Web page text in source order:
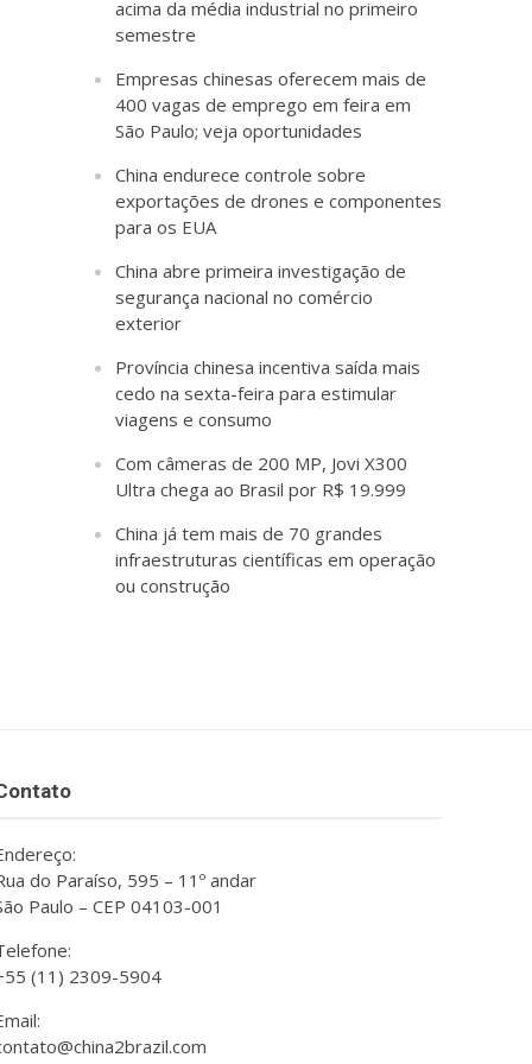
acima da média industrial no primeiro
semestre
Empresas chinesas oferecem mais de
400 vagas de emprego em feira em
São Paulo; veja oportunidades
China endurece controle sobre
exportações de drones e componentes
para os EUA
China abre primeira investigação de
segurança nacional no comércio
exterior
Província chinesa incentiva saída mais
cedo na sexta-feira para estimular
viagens e consumo
Com câmeras de 200 MP, Jovi X300
Ultra chega ao Brasil por R$ 19.999
China já tem mais de 70 grandes
infraestruturas científicas em operação
ou construção
do Paraíso, 595 – 11º andar
Paulo – CEP 04103-001
(11) 2309-5904